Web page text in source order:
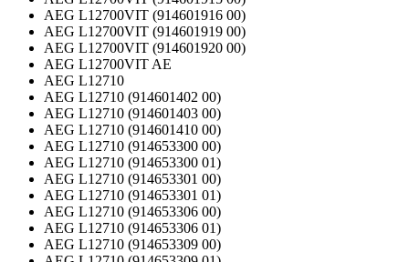
AEG L12700VIT (914601916 00)
AEG L12700VIT (914601919 00)
AEG L12700VIT (914601920 00)
AEG L12700VIT AE
AEG L12710
AEG L12710 (914601402 00)
AEG L12710 (914601403 00)
AEG L12710 (914601410 00)
AEG L12710 (914653300 00)
AEG L12710 (914653300 01)
AEG L12710 (914653301 00)
AEG L12710 (914653301 01)
AEG L12710 (914653306 00)
AEG L12710 (914653306 01)
AEG L12710 (914653309 00)